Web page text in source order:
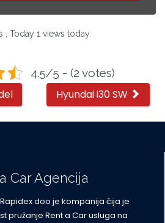
, Today 1 views today
4.5/5 - (2 votes)
Hyundai i30 SW
Car Agencija
doo je kompanija čija je
pružanje Rent a Car usluga na